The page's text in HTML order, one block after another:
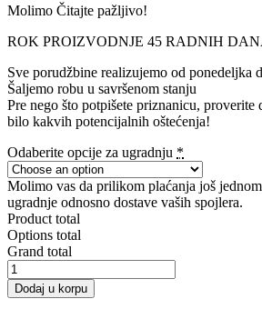
Molimo Čitajte pažljivo!
ROK PROIZVODNJE 45 RADNIH
Sve porudžbine realizujemo od ponedeljka
Šaljemo robu u savršenom stanju
Pre nego što potpišete priznanicu, proverite
bilo kakvih potencijalnih oštećenja!
Odaberite opcije za ugradnju *
Molimo vas da prilikom plaćanja još
ugradnje odnosno dostave vaših spojlera.
Product total
Options total
Grand total
Front
Splitter
(Focus
Dodaj u korpu